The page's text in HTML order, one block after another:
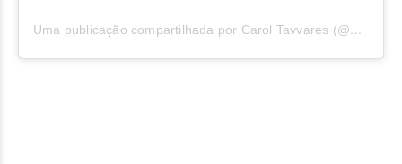
Uma publicação compartilhada por Carol Tavvares (@caroltavaressound)